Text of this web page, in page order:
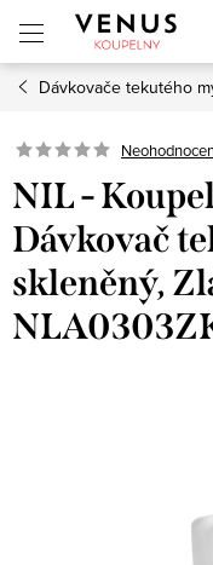
obsah
Dávkovače tekutého
NIL -
Dávkovač
skleněný,